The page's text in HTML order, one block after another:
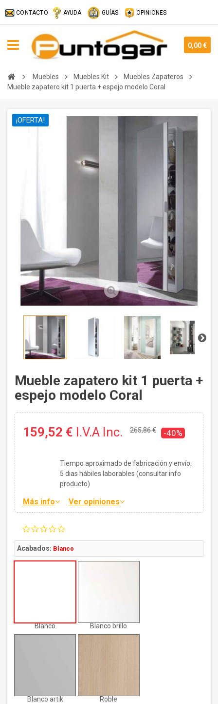
CONTACTO AYUDA GUÍAS OPINIONES
0,00 €
Muebles Muebles Kit
Muebles Zapateros
Mueble zapatero kit 1 puerta + espejo modelo Coral
¡OFERTA!
Mueble zapatero kit 1 puerta +
espejo modelo Coral
159,52 € I.V.A Inc. 265,86 € -40%
Tiempo aproximado de fabricación y envío:
5 dias hábiles laborables (consultar info
producto)
Más info Ver opiniones
Acabados: Blanco
Blanco Blanco brillo
Blanco artik Roble